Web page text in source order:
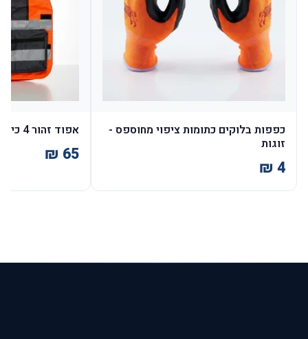
כפפות בלוקים כתומות ציפוי מחוספס -
זוגות
אפוד זהור 4 כיסים - כתום